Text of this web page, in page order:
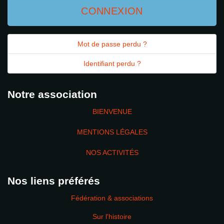
CONNEXION
Mot de passe perdu ?
Identifiant perdu ?
Notre association
BIENVENUE
MENTIONS LÉGALES
NOS ACTIVITÉS
Nos liens préférés
Fédération & associations
Sur l'histoire